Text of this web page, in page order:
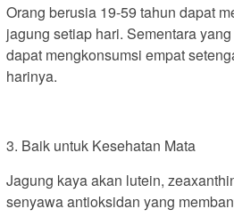
Orang berusia 19-59 tahun dapat
jagung setiap hari. Sementara
dapat mengkonsumsi empat
harinya.
3. Baik untuk Kesehatan Mata
Jagung kaya akan lutein,
senyawa antioksidan yang